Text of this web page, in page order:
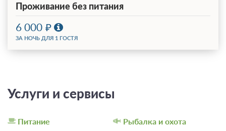
Проживание без питания
6 000
ЗА НОЧЬ ДЛЯ 1 ГОСТЯ
Услуги и сервисы
Питание Рыбалка и охота